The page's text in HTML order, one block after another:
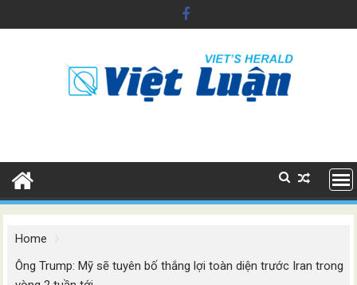
to
Home
Ông Trump: Mỹ sẽ tuyên bố thắng lợi toàn diện trước Iran trong